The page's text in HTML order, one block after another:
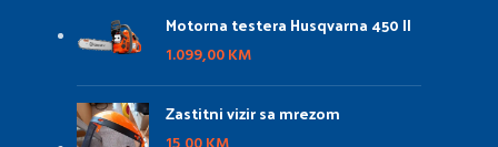
Motorna testera Husqvarna 450 II
1.099,00KM
Zastitni vizir sa mrezom